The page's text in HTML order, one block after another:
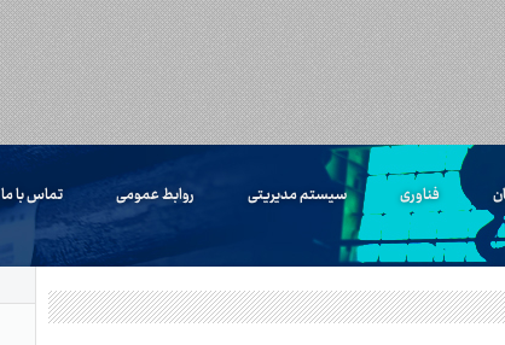
فناوری سیستم مدیریتی روابط عمومی تماس با ما